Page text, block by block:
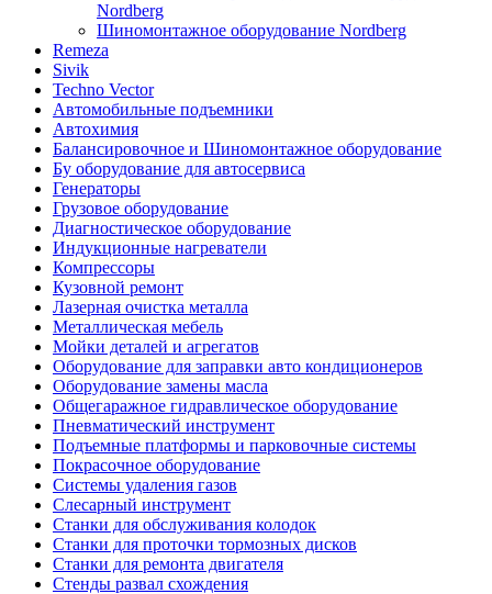
Nordberg
Шиномонтажное оборудование Nordberg
Remeza
Sivik
Techno Vector
Автомобильные подъемники
Автохимия
Балансировочное и Шиномонтажное оборудование
Бу оборудование для автосервиса
Генераторы
Грузовое оборудование
Диагностическое оборудование
Индукционные нагреватели
Компрессоры
Кузовной ремонт
Лазерная очистка металла
Металлическая мебель
Мойки деталей и агрегатов
Оборудование для заправки авто кондиционеров
Оборудование замены масла
Общегаражное гидравлическое оборудование
Пневматический инструмент
Подъемные платформы и парковочные системы
Покрасочное оборудование
Системы удаления газов
Слесарный инструмент
Станки для обслуживания колодок
Станки для проточки тормозных дисков
Станки для ремонта двигателя
Стенды развал схождения